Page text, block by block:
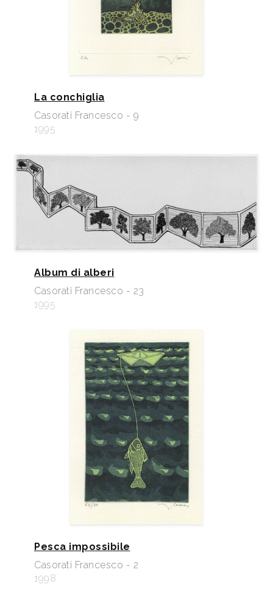
La conchiglia
Casorati Francesco - 9
1995
Album di alberi
Casorati Francesco - 23
1995
Pesca impossibile
Casorati Francesco - 2
1998